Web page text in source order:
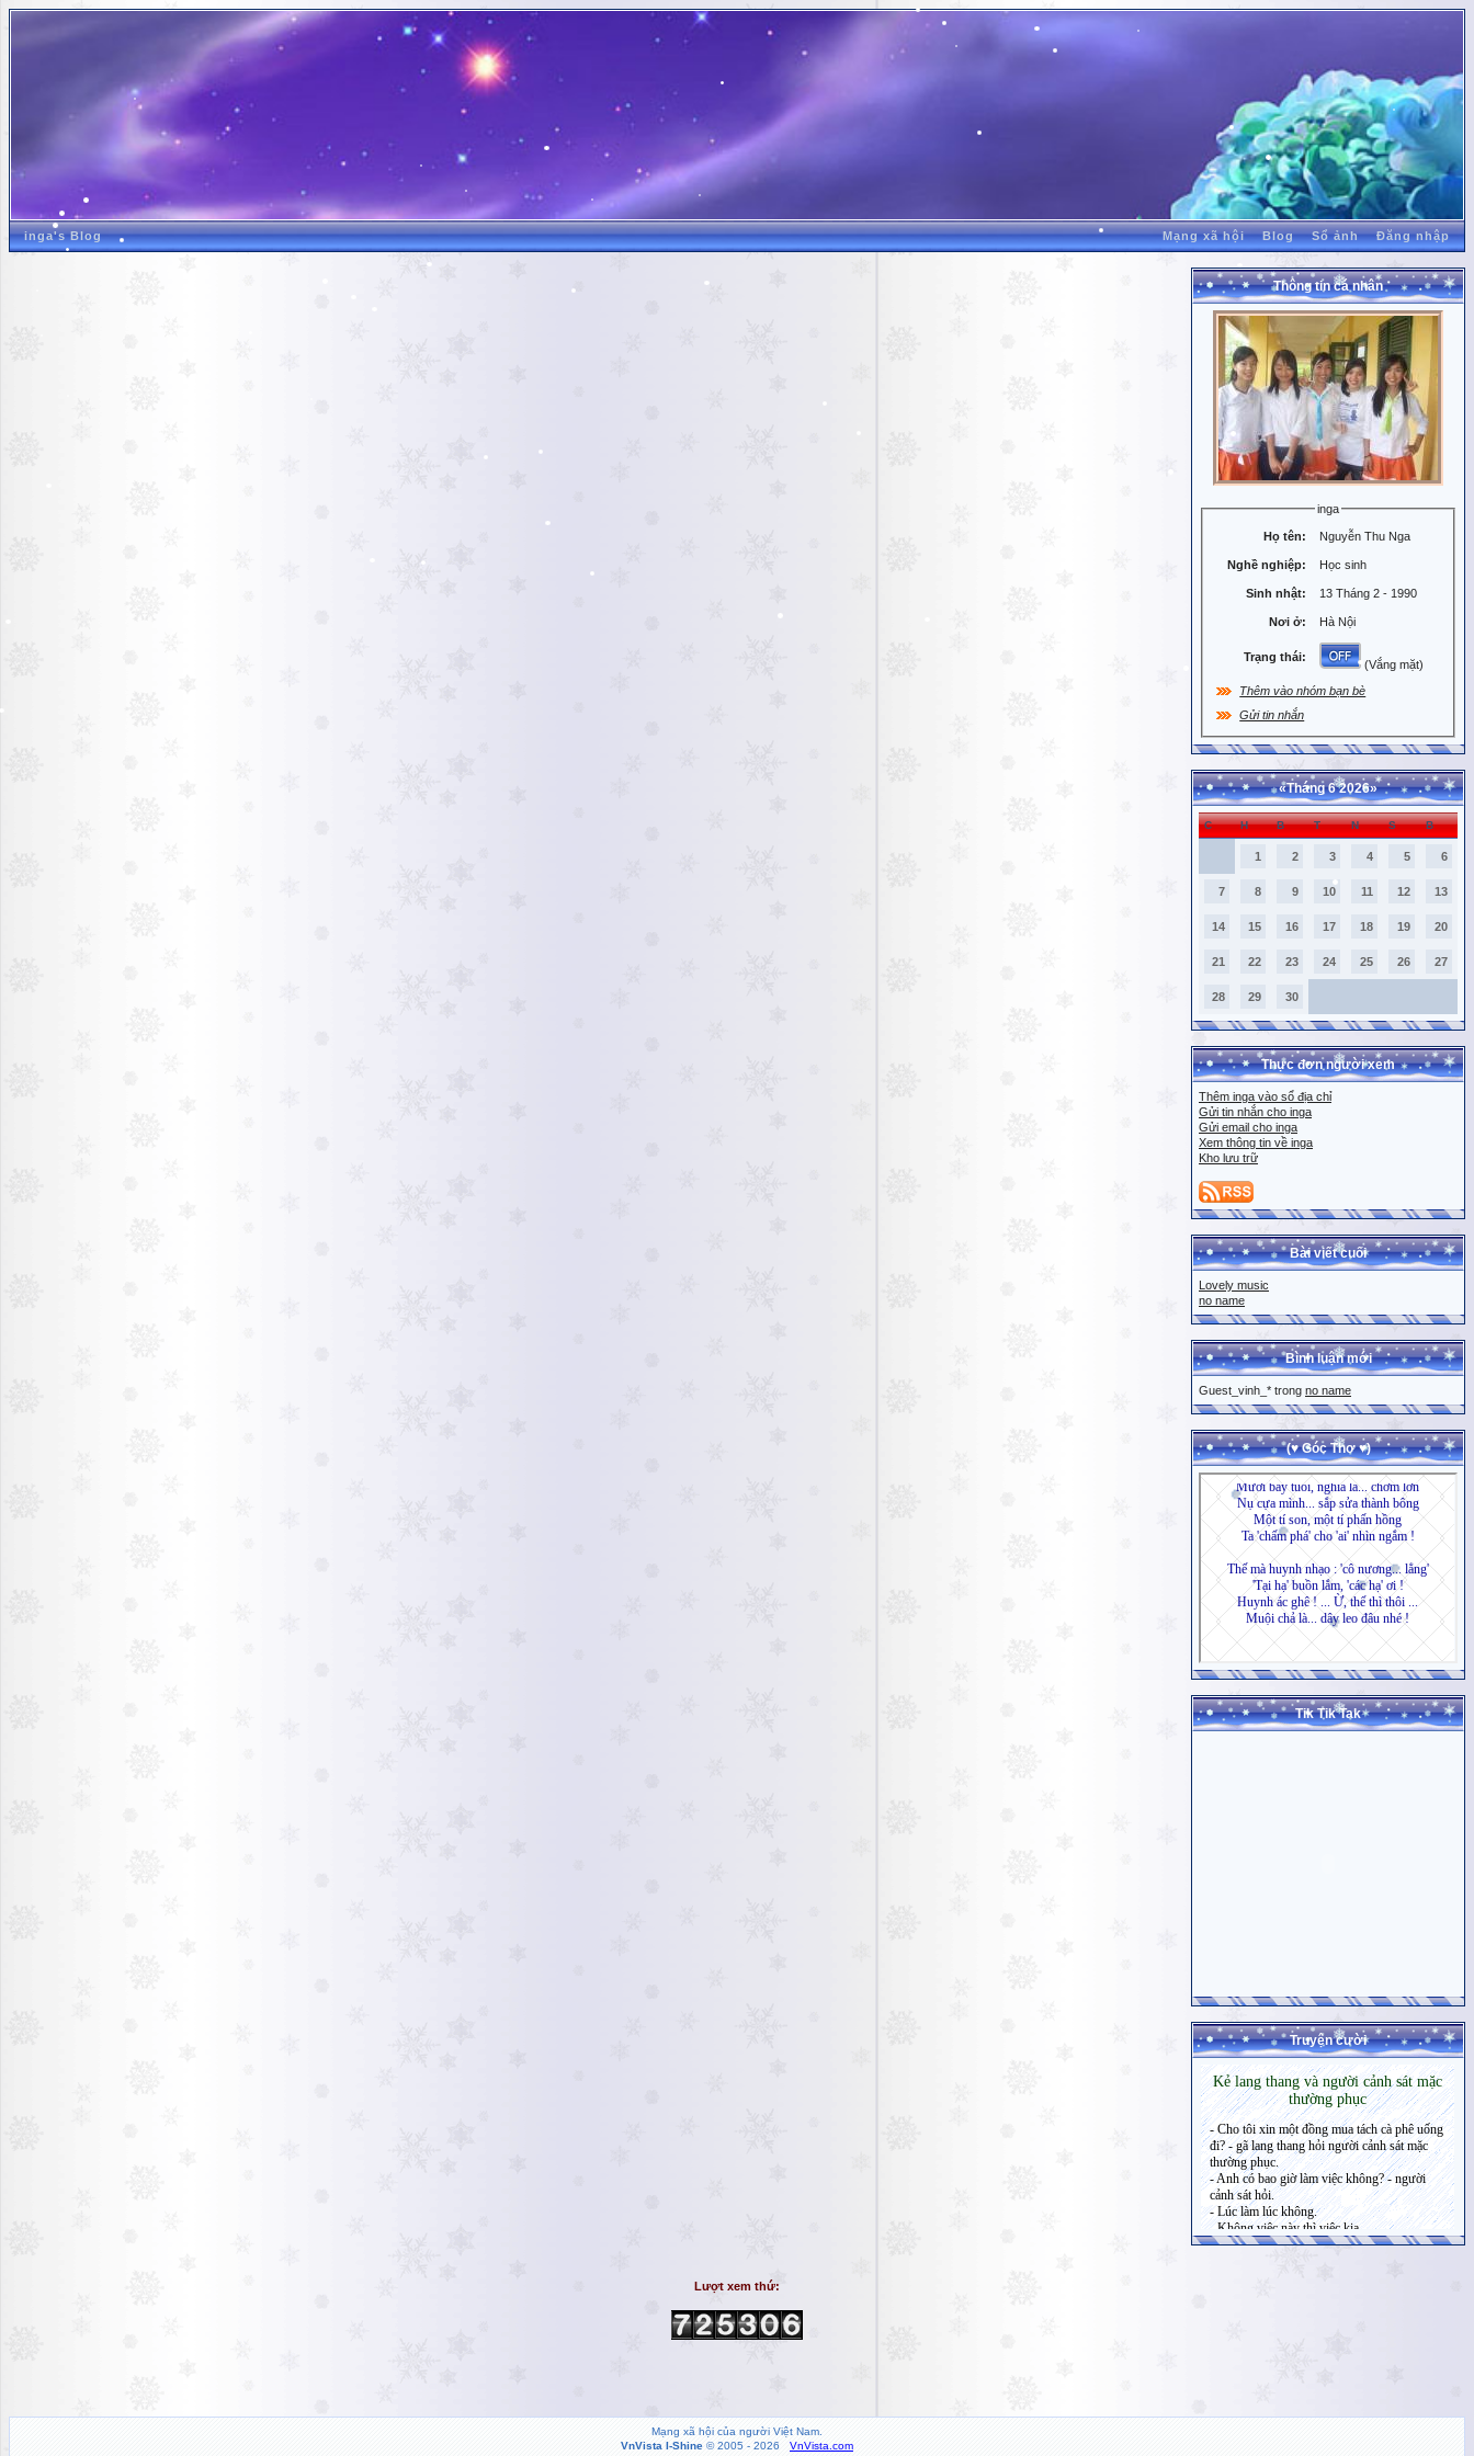
inga's Blog Mạng xã hội Blog Sổ ảnh Đăng nhập
Thông tin cá nhân
inga
Họ tên: Nguyễn Thu Nga
Nghề nghiệp: Học sinh
Sinh nhật: 13 Tháng 2 - 1990
Nơi ở: Hà Nội
Trạng thái:
(Vắng mặt)
Thêm vào nhóm bạn bè
Gửi tin nhắn
«Tháng 6 2026»
C H B T N S B
1 2 3 4 5 6
7 8 9 10 11 12 13
14 15 16 17 18 19 20
21 22 23 24 25 26 27
28 29 30
Thực đơn người xem
Thêm inga vào sổ địa chỉ
Gửi tin nhắn cho inga
Gửi email cho inga
Xem thông tin về inga
Kho lưu trữ
Bài viết cuối
Lovely music
no name
Bình luận mới
Guest_vinh_* trong no name
(♥ Góc Thơ ♥)
Tik Tik Tak
Truyện cười
Lượt xem thứ:
Mạng xã hội của người Việt Nam.
VnVista I-Shine © 2005 - 2026 VnVista.com